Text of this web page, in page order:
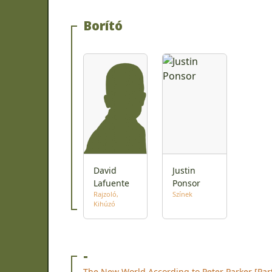
Borító
David
Lafuente
Rajzoló
Kihúzó
Justin
Ponsor
Színek
-